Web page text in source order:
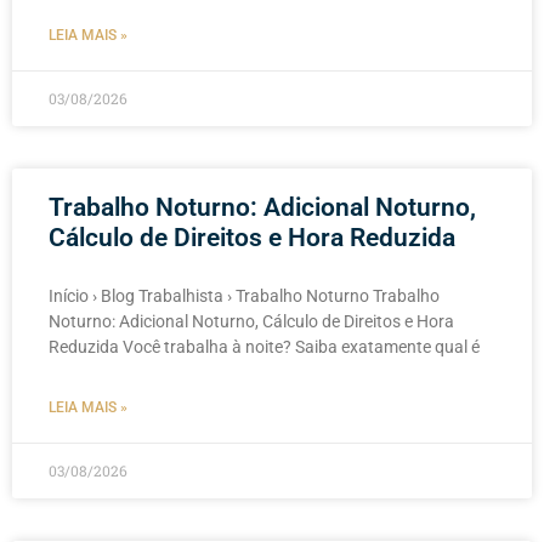
LEIA MAIS »
03/08/2026
Trabalho Noturno: Adicional Noturno,
Cálculo de Direitos e Hora Reduzida
Início › Blog Trabalhista › Trabalho Noturno Trabalho
Noturno: Adicional Noturno, Cálculo de Direitos e Hora
Reduzida Você trabalha à noite? Saiba exatamente qual é
LEIA MAIS »
03/08/2026